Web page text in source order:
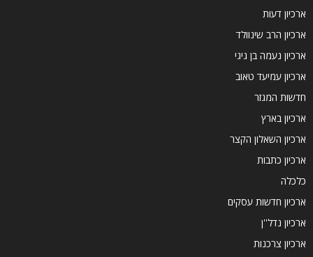
ארכיון דעות
ארכיון הרב שינוולד
ארכיון נעמה בן גיגי
ארכיון עמיעד טאוב
חדשות המגזר
ארכיון בארץ
ארכיון השאלון הקצר
ארכיון כתבות
כלכלה
ארכיון חדשות עסקים
ארכיון נדל''ן
ארכיון צרכנות